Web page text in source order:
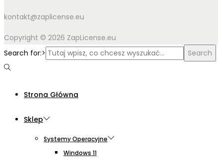
kontakt@zaplicense.eu
Copyright © 2026 ZapLicense.eu
Search for:>
Search
Strona Główna
Sklep
Systemy Operacyjne
Windows 11